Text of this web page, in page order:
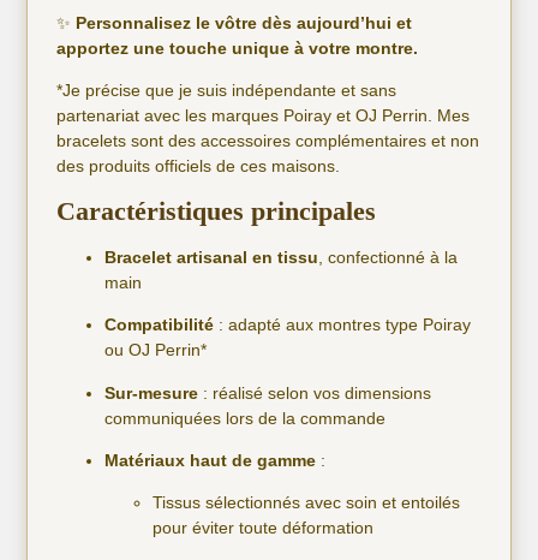
✨ Personnalisez le vôtre dès aujourd’hui et
apportez une touche unique à votre montre.
*Je précise que je suis indépendante et sans
partenariat avec les marques Poiray et OJ Perrin. Mes
bracelets sont des accessoires complémentaires et non
des produits officiels de ces maisons.
Caractéristiques principales
Bracelet artisanal en tissu , confectionné à la
main
Compatibilité : adapté aux montres type Poiray
ou OJ Perrin*
Sur-mesure : réalisé selon vos dimensions
communiquées lors de la commande
Matériaux haut de gamme :
Tissus sélectionnés avec soin et entoilés
pour éviter toute déformation